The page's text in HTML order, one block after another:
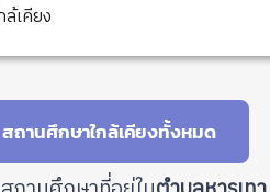
เคียง
สถานศึกษาใกล้เคียงทั้งหมด